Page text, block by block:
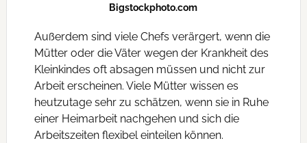
Bigstockphoto.com
Außerdem sind viele Chefs verärgert, wenn die
Mütter oder die Väter wegen der Krankheit des
Kleinkindes oft absagen müssen und nicht zur
Arbeit erscheinen. Viele Mütter wissen es
heutzutage sehr zu schätzen, wenn sie in Ruhe
einer Heimarbeit nachgehen und sich die
Arbeitszeiten flexibel einteilen können.